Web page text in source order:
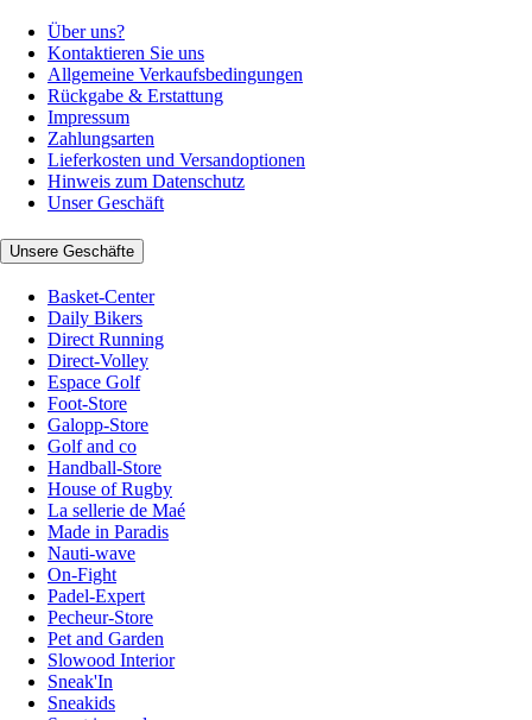
Über uns?
Kontaktieren Sie uns
Allgemeine Verkaufsbedingungen
Rückgabe & Erstattung
Impressum
Zahlungsarten
Lieferkosten und Versandoptionen
Hinweis zum Datenschutz
Unser Geschäft
Unsere Geschäfte
Basket-Center
Daily Bikers
Direct Running
Direct-Volley
Espace Golf
Foot-Store
Galopp-Store
Golf and co
Handball-Store
House of Rugby
La sellerie de Maé
Made in Paradis
Nauti-wave
On-Fight
Padel-Expert
Pecheur-Store
Pet and Garden
Slowood Interior
Sneak'In
Sneakids